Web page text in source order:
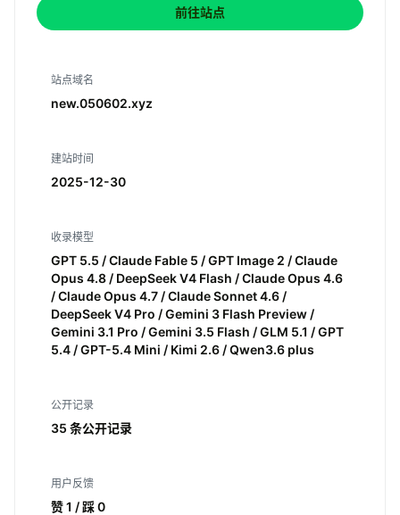
前往站点
站点域名
new.050602.xyz
建站时间
2025-12-30
收录模型
GPT 5.5 / Claude Fable 5 / GPT Image 2 / Claude
Opus 4.8 / DeepSeek V4 Flash / Claude Opus 4.6
/ Claude Opus 4.7 / Claude Sonnet 4.6 /
DeepSeek V4 Pro / Gemini 3 Flash Preview /
Gemini 3.1 Pro / Gemini 3.5 Flash / GLM 5.1 / GPT
5.4 / GPT-5.4 Mini / Kimi 2.6 / Qwen3.6 plus
公开记录
35 条公开记录
用户反馈
赞 1 / 踩 0